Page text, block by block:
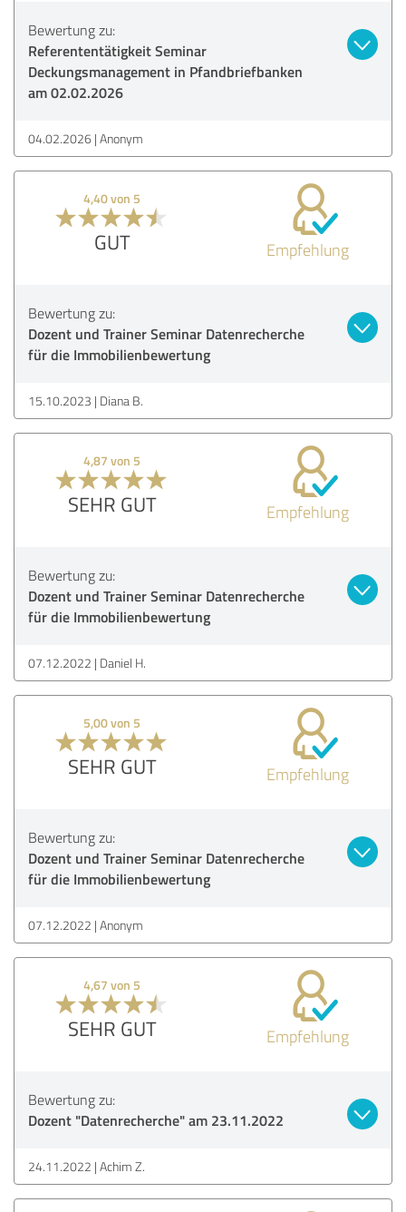
Bewertung zu:
Referententätigkeit Seminar
Deckungsmanagement in Pfandbriefbanken
am 02.02.2026
04.02.2026 Anonym
4,40 von 5
GUT Empfehlung
Bewertung zu:
Dozent und Trainer Seminar Datenrecherche
für die Immobilienbewertung
15.10.2023 Diana B.
4,87 von 5
SEHR GUT Empfehlung
Bewertung zu:
Dozent und Trainer Seminar Datenrecherche
für die Immobilienbewertung
07.12.2022 Daniel H.
5,00 von 5
SEHR GUT Empfehlung
Bewertung zu:
Dozent und Trainer Seminar Datenrecherche
für die Immobilienbewertung
07.12.2022 Anonym
4,67 von 5
SEHR GUT Empfehlung
Bewertung zu:
Dozent "Datenrecherche" am 23.11.2022
24.11.2022 Achim Z.